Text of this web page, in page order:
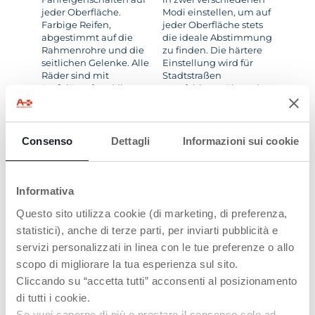
Consenso Dettagli Informazioni sui cookie
Informativa
Questo sito utilizza cookie (di marketing, di preferenza,
statistici), anche di terze parti, per inviarti pubblicità e
servizi personalizzati in linea con le tue preferenze o allo
scopo di migliorare la tua esperienza sul sito.
Cliccando su “accetta tutti” acconsenti al posizionamento
di tutti i cookie.
jeder Oberfläche.
Farbige Reifen,
abgestimmt auf die
Rahmenrohre und die
seitlichen Gelenke. Alle
Räder sind mit
Stoßdämpfern (die
Kugellagern
ausgestattet. Um die
zu erhöhen, sind auch
Drehmechanismus
Modi einstellen, um auf
jeder Oberfläche stets
die ideale Abstimmung
zu finden. Die härtere
Einstellung wird für
Stadtstraßen
empfohlen, während
geeignet ist. Die
Einstellung ist einfach
Betätigen des Pedals